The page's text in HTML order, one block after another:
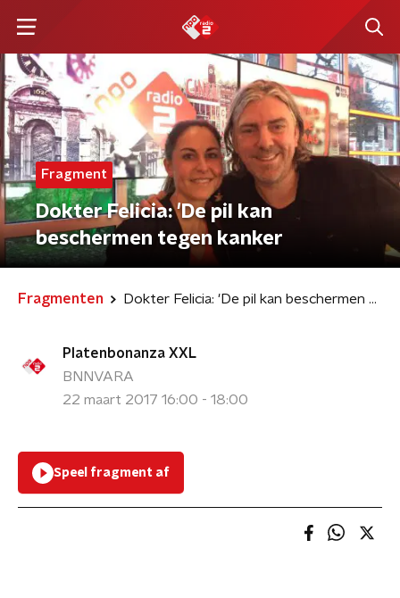
Fragment
Dokter Felicia: 'De pil kan
beschermen tegen kanker
Fragmenten Dokter Felicia: 'De pil kan beschermen tegen kanker
Platenbonanza XXL
BNNVARA
22 maart 2017 16:00 - 18:00
Speel fragment af